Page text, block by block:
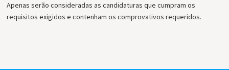
Apenas serão consideradas as candidaturas que cumpram os
requisitos exigidos e contenham os comprovativos requeridos.